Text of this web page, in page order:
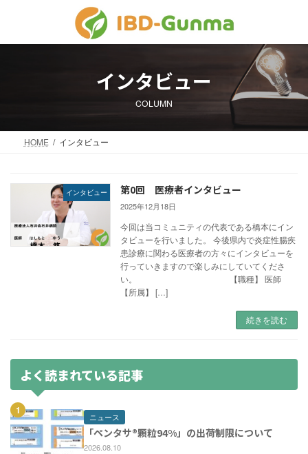
インタビュー
COLUMN
HOME インタビュー
インタビュー 第0回 医療者インタビュー
2025年12月18日
今回は当コミュニティの代表である橋本にイン
タビューを行いました。 今後県内で炎症性腸疾
患診療に関わる医療者の方々にインタビューを
行っていきますので楽しみにしていてくださ
い。 【職種】 医師
【所属】 […]
続きを読む
よく読まれている記事
ニュース
「ペンタサ®️顆粒94%」の出荷制限について
2026.08.10